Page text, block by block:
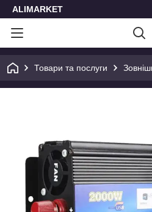
ALIMARKET
Товари та послуги